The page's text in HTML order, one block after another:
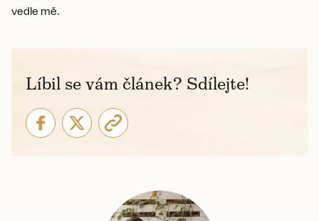
vedle mě.
Líbil se vám článek? Sdílejte!